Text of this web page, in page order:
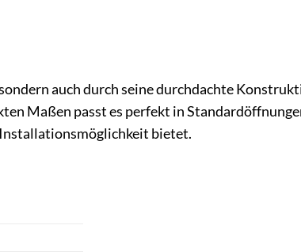
auch durch seine durchdachte
Maßen passt es perfekt in
bietet.